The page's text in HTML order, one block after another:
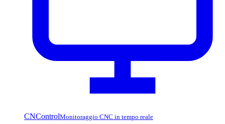
CNControlMonitoraggio CNC in tempo reale